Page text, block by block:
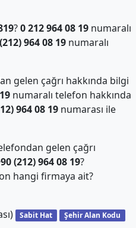
?0 212 964 08 19numaralı
964 08 19numaralı
gelen çağrı hakkında bilgi
numaralı telefon hakkında
964 08 19numarası ile
gelen çağrı
(212) 964 08 19?
hangi firmaya ait?
Sabit Hat Şehir Alan Kodu